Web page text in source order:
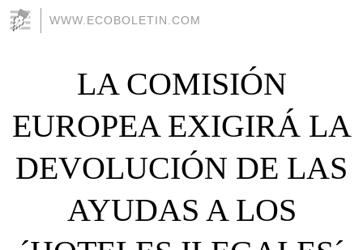
WWW.ECOBOLETIN.COM
LA COMISIÓN
EUROPEA EXIGIRÁ LA
DEVOLUCIÓN DE LAS
AYUDAS A LOS